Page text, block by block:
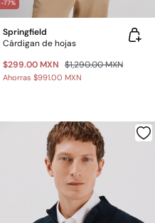
-77%
Springfield
Cárdigan de hojas
$299.00 MXN $1,290.00 MXN
Ahorras $991.00 MXN